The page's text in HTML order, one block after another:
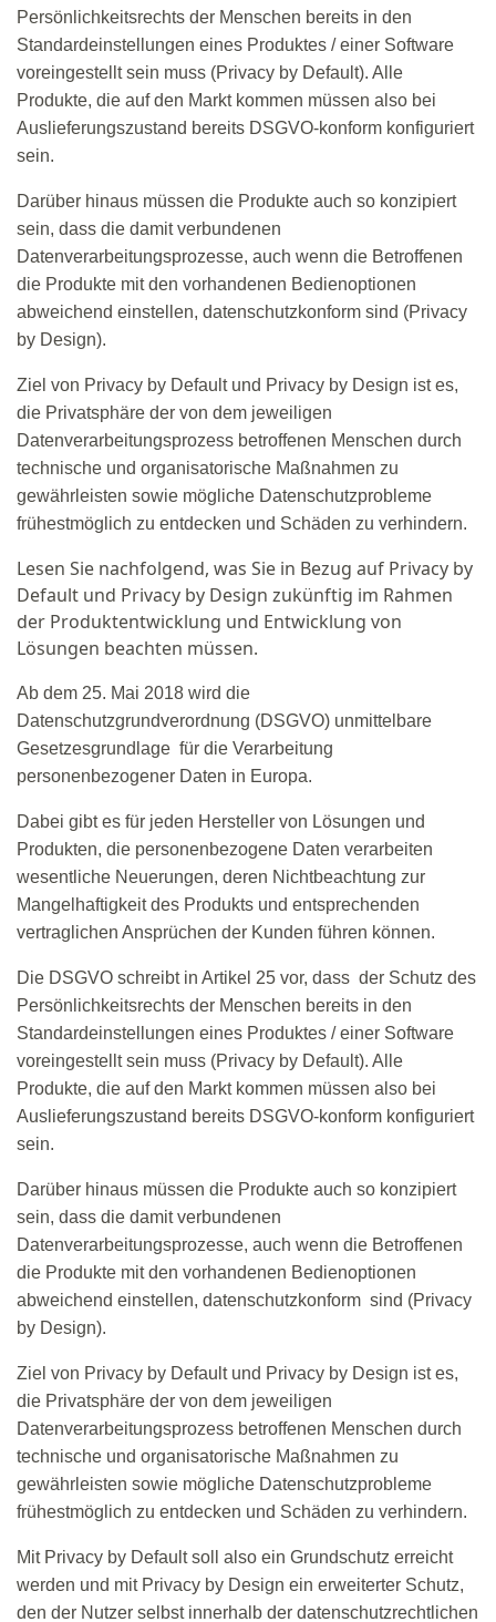
Persönlichkeitsrechts der Menschen bereits in den
Standardeinstellungen eines Produktes / einer Software
voreingestellt sein muss (Privacy by Default). Alle
Produkte, die auf den Markt kommen müssen also bei
Auslieferungszustand bereits DSGVO-konform konfiguriert
sein.
Darüber hinaus müssen die Produkte auch so konzipiert
sein, dass die damit verbundenen
Datenverarbeitungsprozesse, auch wenn die Betroffenen
die Produkte mit den vorhandenen Bedienoptionen
abweichend einstellen, datenschutzkonform sind (Privacy
by Design).
Ziel von Privacy by Default und Privacy by Design ist es,
die Privatsphäre der von dem jeweiligen
Datenverarbeitungsprozess betroffenen Menschen durch
technische und organisatorische Maßnahmen zu
gewährleisten sowie mögliche Datenschutzprobleme
frühestmöglich zu entdecken und Schäden zu verhindern.
Lesen Sie nachfolgend, was Sie in Bezug auf Privacy by
Default und Privacy by Design zukünftig im Rahmen
der Produktentwicklung und Entwicklung von
Lösungen beachten müssen.
Ab dem 25. Mai 2018 wird die
Datenschutzgrundverordnung (DSGVO) unmittelbare
Gesetzesgrundlage für die Verarbeitung
personenbezogener Daten in Europa.
Dabei gibt es für jeden Hersteller von Lösungen und
Produkten, die personenbezogene Daten verarbeiten
wesentliche Neuerungen, deren Nichtbeachtung zur
Mangelhaftigkeit des Produkts und entsprechenden
vertraglichen Ansprüchen der Kunden führen können.
Die DSGVO schreibt in Artikel 25 vor, dass der Schutz des
Persönlichkeitsrechts der Menschen bereits in den
Standardeinstellungen eines Produktes / einer Software
voreingestellt sein muss (Privacy by Default). Alle
Produkte, die auf den Markt kommen müssen also bei
Auslieferungszustand bereits DSGVO-konform konfiguriert
sein.
Darüber hinaus müssen die Produkte auch so konzipiert
sein, dass die damit verbundenen
Datenverarbeitungsprozesse, auch wenn die Betroffenen
die Produkte mit den vorhandenen Bedienoptionen
abweichend einstellen, datenschutzkonform sind (Privacy
by Design).
Ziel von Privacy by Default und Privacy by Design ist es,
die Privatsphäre der von dem jeweiligen
Datenverarbeitungsprozess betroffenen Menschen durch
technische und organisatorische Maßnahmen zu
gewährleisten sowie mögliche Datenschutzprobleme
frühestmöglich zu entdecken und Schäden zu verhindern.
Mit Privacy by Default soll also ein Grundschutz erreicht
werden und mit Privacy by Design ein erweiterter Schutz,
den der Nutzer selbst innerhalb der datenschutzrechtlichen